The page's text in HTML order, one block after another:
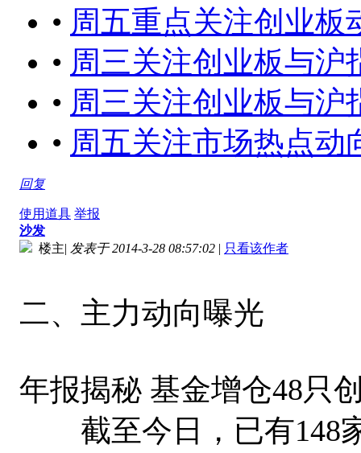
• 周五重点关注创业板
• 周三关注创业板与沪
• 周三关注创业板与沪
• 周五关注市场热点动
回复
使用道具 举报
沙发
楼主| 发表于 2014-3-28 08:57:02 | 只看该作者
二、主力动向曝光
年报揭秘 基金增仓48只
截至今日，已有148家